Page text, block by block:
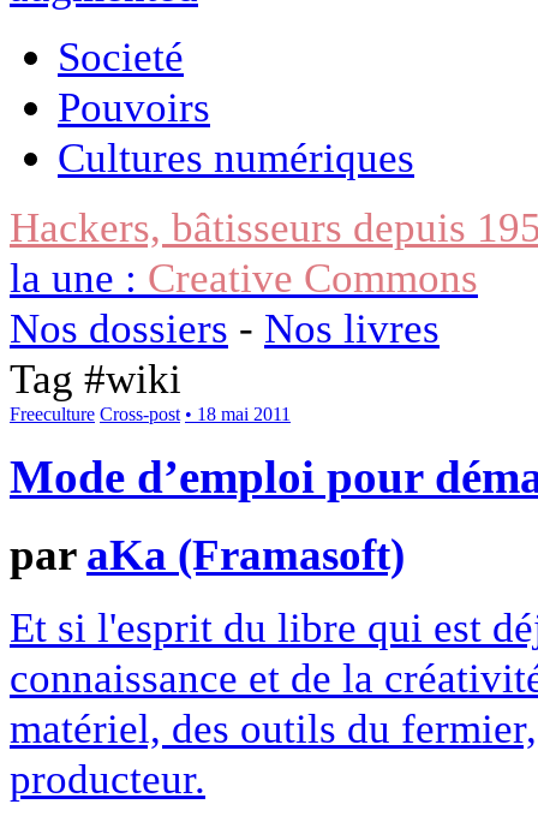
Societé
Pouvoirs
Cultures numériques
Hackers, bâtisseurs depuis
la une : Creative Commons
Nos dossiers - Nos livres
Tag #wiki
Freeculture Cross-post • 18 mai 2011
Mode d’emploi pour
par aKa (Framasoft)
Et si l'esprit du libre qui est
connaissance et de la
matériel, des outils du
producteur.